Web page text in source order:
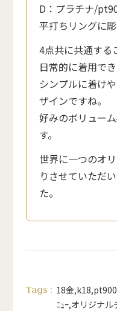
D：プラチナ/
平打ちリングに
4点共に共通する
日常的に着用で
シンプルに着け
ザインですね。
好みのボリュー
す。
世界に一つのオ
りさせていただ
た。
Tags : 18金,k18,pt900
ﾆｭｰ,オリジナル